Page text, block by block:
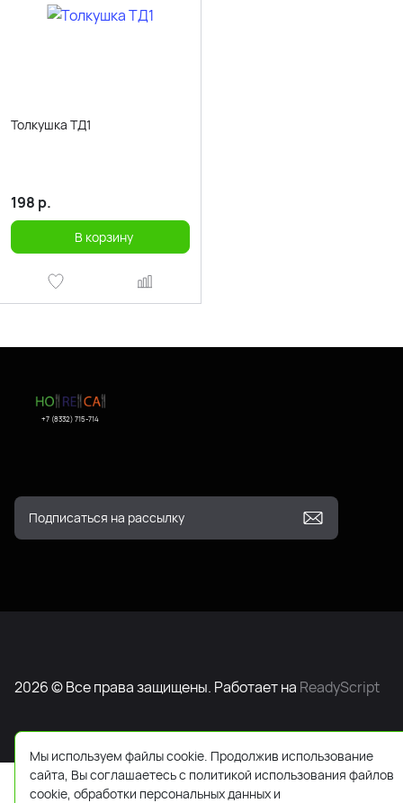
Толкушка ТД1
198 р.
В корзину
+7 (8332) 715-714
2026 © Все права защищены. Работает на ReadyScript
Мы используем файлы cookie. Продолжив использование
сайта, Вы соглашаетесь с политикой использования файлов
cookie, обработки персональных данных и